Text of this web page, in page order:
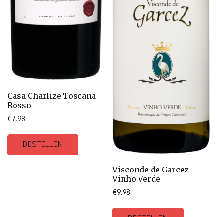
Casa Charlize Toscana
Rosso
€7.98
BESTELLEN
Visconde de Garcez
Vinho Verde
€9.98